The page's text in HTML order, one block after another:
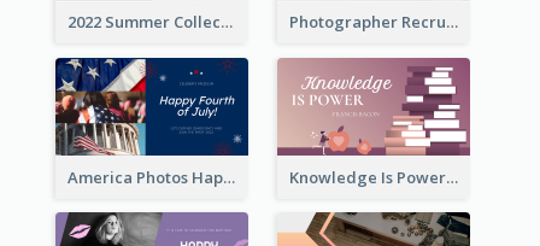
2022 Summer Collection Discount Twitter Post Photographer Recruit Twitter Post
America Photos Happy 4th Of July Twitter Post Knowledge Is Power Quote Twitter Post